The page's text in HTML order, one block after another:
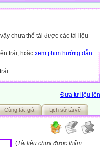
chưa thể tải được các tài liệu
trái, hoặc xem phim hướng dẫn
Đưa tư liệu lên
Cùng tác giả Lịch sử tải về
(Tài liệu chưa được thẩm